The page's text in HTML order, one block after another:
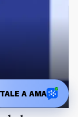
la
a
de
A AMA